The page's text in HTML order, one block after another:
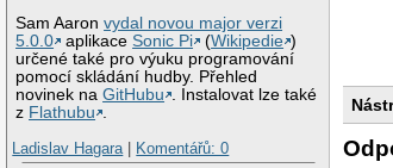
Sam Aaronvydal novou major verzi
5.0.0
aplikaceSonic Pi (Wikipedie )
určené také pro výuku programování
pomocí skládání hudby. Přehled
novinek naGitHubu . Instalovat lze také
z Flathubu .
Ladislav Hagara
Komentářů: 0